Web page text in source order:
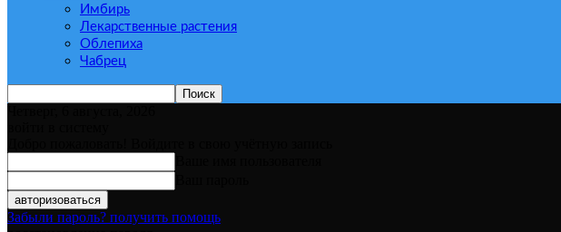
Имбирь
Лекарственные растения
Облепиха
Чабрец
Забыли пароль? получить помощь